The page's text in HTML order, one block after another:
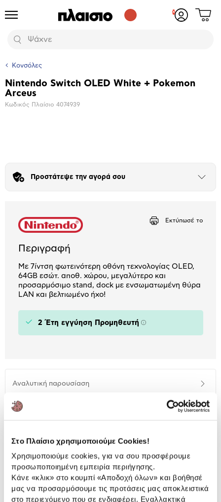
Στο Πλαίσιο χρησιμοποιούμε Cookies!
Χρησιμοποιούμε cookies, για να σου προσφέρουμε
προσωποποιημένη εμπειρία περιήγησης.
Κάνε «κλικ» στο κουμπί «Αποδοχή όλων» και βοήθησέ
μας να προσαρμόσουμε τις προτάσεις μας αποκλειστικά
στο περιεχόμενο που σε ενδιαφέρει. Εναλλακτικά
Προϊόντα
Αναζήτηση
Δες
Κονσόλες
Βασικά
χαρακτηριστικά
Nintendo Switch OLED White + Pokemon
Arceus
Κωδικός Πλαίσιο 4074939
Προστάτεψε την αγορά σου
Άνοιξε
Εκτύπωσέ το
Περιγραφή
Με 7ίντση φωτεινότερη οθόνη τεχνολογίας OLED,
64GB εσώτ. αποθ. χώρου, μεγαλύτερο και
προσαρμόσιμο stand, dock με ενσωματωμένη θύρα
LAN και βελτιωμένο ήχο!
2 Έτη εγγύηση Προμηθευτή Πληροφορίες
παρουσίαση
Αναλυτική παρουσίαση
Προδιαγραφές
Αξιολογήσεις
Αξιολογήσεις
Δες τι κλίκαραν όσοι είδαν το ίδιο